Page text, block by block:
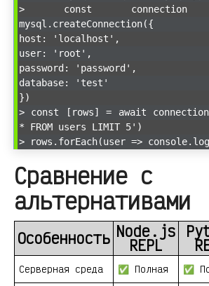
> const
mysql.createConnection({
host: 'localhost',
user: 'root',
password: 'password',
database: 'test'
})
> const [rows] = await
* FROM users LIMIT 5')
> rows.forEach(user =>
Сравнение с
альтернативами
Особенность Node.js
REPL
Серверная среда ✅ Полная ✅